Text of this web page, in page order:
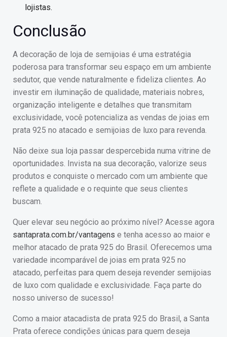
lojistas.
Conclusão
A decoração de loja de semijoias é uma estratégia
poderosa para transformar seu espaço em um ambiente
sedutor, que vende naturalmente e fideliza clientes. Ao
investir em iluminação de qualidade, materiais nobres,
organização inteligente e detalhes que transmitam
exclusividade, você potencializa as vendas de joias em
prata 925 no atacado e semijoias de luxo para revenda.
Não deixe sua loja passar despercebida numa vitrine de
oportunidades. Invista na sua decoração, valorize seus
produtos e conquiste o mercado com um ambiente que
reflete a qualidade e o requinte que seus clientes
buscam.
Quer elevar seu negócio ao próximo nível? Acesse agora
santaprata.com.br/vantagens e tenha acesso ao maior e
melhor atacado de prata 925 do Brasil. Oferecemos uma
variedade incomparável de joias em prata 925 no
atacado, perfeitas para quem deseja revender semijoias
de luxo com qualidade e exclusividade. Faça parte do
nosso universo de sucesso!
Como a maior atacadista de prata 925 do Brasil, a Santa
Prata oferece condições únicas para quem deseja